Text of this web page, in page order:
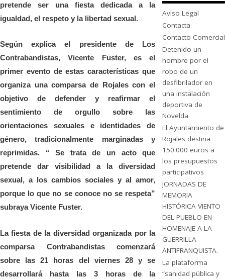
pretende ser una fiesta dedicada a la
igualdad, el respeto y la libertad sexual.
Según explica el presidente de Los
Contrabandistas, Vicente Fuster, es el
primer evento de estas características que
organiza una comparsa de Rojales con el
objetivo de defender y reafirmar el
sentimiento de orgullo sobre las
orientaciones sexuales e identidades de
género, tradicionalmente marginadas y
reprimidas. “ Se trata de un acto que
pretende dar visibilidad a la diversidad
sexual, a los cambios sociales y al amor,
porque lo que no se conoce no se respeta”
subraya Vicente Fuster.
La fiesta de la diversidad organizada por la
comparsa Contrabandistas comenzará
sobre las 21 horas del viernes 28 y se
desarrollará hasta las 3 horas de la
Aviso Legal
Contacta
Contacto Comercial
Detenido un
hombre por el
robo de un
desfibrilador en
una instalación
deportiva de
Novelda
El Ayuntamiento de
Rojales destina
150.000 euros a
los presupuestos
participativos
JORNADAS DE
MEMORIA
HISTÓRICA VIENTO
DEL PUEBLO EN
HOMENAJE A LA
GUERRILLA
ANTIFRANQUISTA.
La plataforma
“sanidad pública y